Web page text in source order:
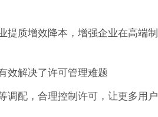
提质增效降本，增强企业在高端制
效解决了许可管理难题
调配，合理控制许可，让更多用户